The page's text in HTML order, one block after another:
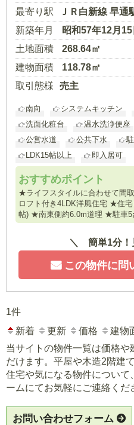
最寄り駅
ＪＲ白新線 早通
新築年月
昭和57年12月15
土地面積
268.64㎡
建物面積
118.78㎡
取引態様
売主
南向 システムキッチン
洗面化粧台
温水洗浄便座
公営水道
公共下水
LDK15帖以上
即入居可
おすすめポイント
★ライフスタイルに合わせて間
ロフト付き4LDK洋風住宅 ★住
帖) ★南東側約6.0m道理 ★駐車
簡単1分！
この物件に問
新着 更新 価格 建物
1件
当サイトの物件一覧は価格
だけます。平屋や木造2階建
住宅や気になる物件について
ームにてお気軽にご連絡くだ
お問い合わせフォーム